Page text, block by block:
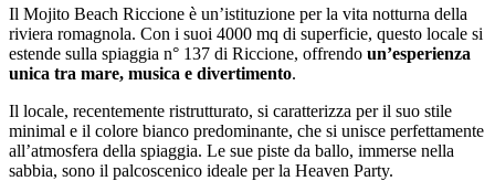
Il Mojito Beach Riccione è un’istituzione per la vita notturna della
riviera romagnola. Con i suoi 4000 mq di superficie, questo locale si
estende sulla spiaggia n° 137 di Riccione, offrendo un’esperienza
unica tra mare, musica e divertimento.
Il locale, recentemente ristrutturato, si caratterizza per il suo stile
minimal e il colore bianco predominante, che si unisce perfettamente
all’atmosfera della spiaggia. Le sue piste da ballo, immerse nella
sabbia, sono il palcoscenico ideale per la Heaven Party.